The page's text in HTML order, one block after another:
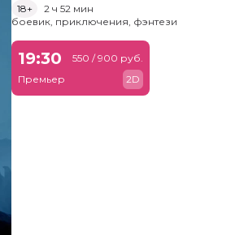
18+
2 ч 52 мин
боевик, приключения, фэнтези
19:30
Премьер
550 / 900 руб.
2D